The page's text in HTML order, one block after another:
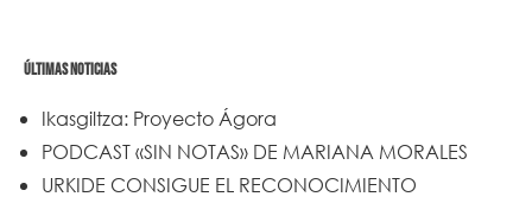
ÚLTIMAS NOTICIAS
Ikasgiltza: Proyecto Ágora
PODCAST «SIN NOTAS» DE MARIANA MORALES
URKIDE CONSIGUE EL RECONOCIMIENTO